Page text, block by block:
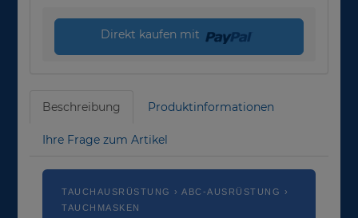
Direkt kaufen mit
Beschreibung Produktinformationen
Ihre Frage zum Artikel
TAUCHAUSRÜSTUNG › ABC-AUSRÜSTUNG ›
TAUCHMASKEN